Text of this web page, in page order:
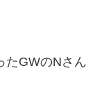
たGWのNさん